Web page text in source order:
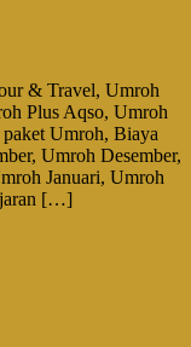
& Travel, Umroh
Plus Aqso, Umroh
Umroh, Biaya
Umroh Desember,
Januari, Umroh
[…]